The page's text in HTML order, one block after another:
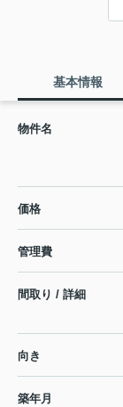
基本情報
物件名
価格
管理費
間取り / 詳細
向き
築年月